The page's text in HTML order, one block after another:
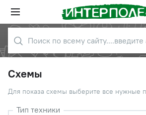
Схемы
Для показа схемы выберите все нужные
Тип техники